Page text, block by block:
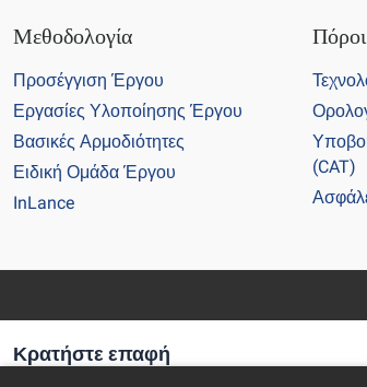
Μεθοδολογία
Προσέγγιση Έργου
Εργασίες Υλοποίησης Έργου
Βασικές Αρμοδιότητες
Ειδική Ομάδα Έργου
InLance
Πόροι
(CAT)
Κρατήστε επαφή